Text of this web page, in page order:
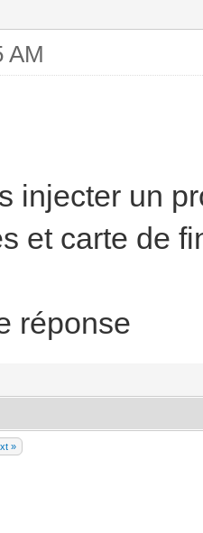
AM
injecter un
et carte de
réponse
»